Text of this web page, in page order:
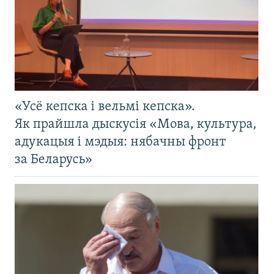
«Усё кепска і вельмі кепска».
Як прайшла дыскусія «Мова, культура,
адукацыя і мэдыя: нябачны фронт
за Беларусь»